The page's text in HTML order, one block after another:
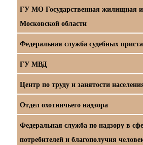
ГУ МО Государственная жилищная
Московской области
Федеральная служба судебных
ГУ МВД
Центр по труду и занятости
Отдел охотничьего надзора
Федеральная служба по надзору в
потребителей и благополучия